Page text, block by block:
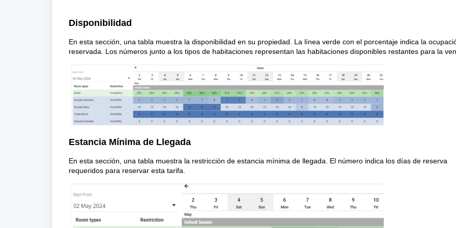
Disponibilidad
En esta sección, una tabla muestra la disponibilidad en su propiedad. La línea verde con el porcentaje indica la
reservada. Los números junto a los tipos de habitaciones representan las habitaciones disponibles restantes para la
Estancia Mínima de Llegada
En esta sección, una tabla muestra la restricción de estancia mínima de llegada. El número indica los días de reserva
requeridos para reservar esta tarifa.